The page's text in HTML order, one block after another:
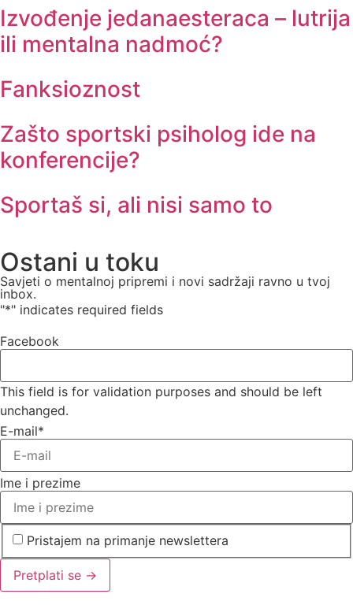
Izvođenje jedanaesteraca – lutrija
ili mentalna nadmoć?
Fanksioznost
Zašto sportski psiholog ide na
konferencije?
Sportaš si, ali nisi samo to
Ostani u toku
Savjeti o mentalnoj pripremi i novi sadržaji ravno u tvoj
inbox.
"*" indicates required fields
Facebook
This field is for validation purposes and should be left
unchanged.
E-mail*
Ime i prezime
Pristajem na primanje newslettera
Pretplati se →